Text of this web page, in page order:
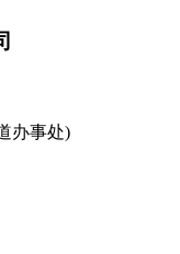
办事处)